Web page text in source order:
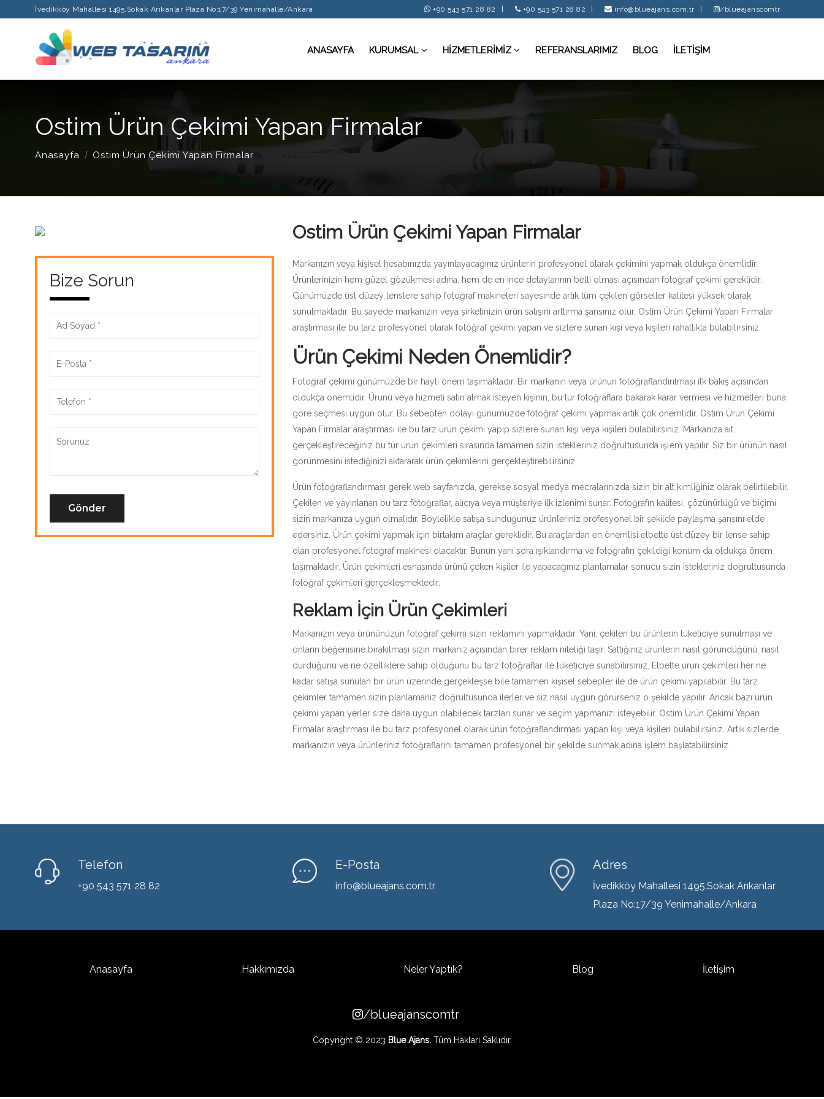
İvedikköy Mahallesi 1495.Sokak Arıkanlar Plaza No:17/39 Yenimahalle/Ankara +90 543 571 28 82 +90 543 571 28 82 info@blueajans.com.tr| /blueajanscomtr
ANASAYFA KURUMSAL HİZMETLERİMİZ REFERANSLARIMIZ BLOG İLETİŞİM
Ostim Ürün Çekimi Yapan Firmalar
Anasayfa Ostim Ürün Çekimi Yapan Firmalar
Bize Sorun
Gönder
Ostim Ürün Çekimi Yapan Firmalar
Markanızın veya kişisel hesabınızda yayınlayacağınız ürünlerin profesyonel olarak çekimini yapmak oldukça önemlidir.
Ürünlerinizin hem güzel gözükmesi adına, hem de en ince detaylarının belli olması açısından fotoğraf çekimi gereklidir.
Günümüzde üst düzey lenslere sahip fotoğraf makineleri sayesinde artık tüm çekilen görseller kalitesi yüksek olarak
sunulmaktadır. Bu sayede markanızın veya şirketinizin ürün satışını arttırma şansınız olur. Ostim Ürün Çekimi Yapan Firmalar
araştırması ile bu tarz profesyonel olarak fotoğraf çekimi yapan ve sizlere sunan kişi veya kişileri rahatlıkla bulabilirsiniz.
Ürün Çekimi Neden Önemlidir?
Fotoğraf çekimi günümüzde bir hayli önem taşımaktadır. Bir markanın veya ürünün fotoğraflandırılması ilk bakış açısından
oldukça önemlidir. Ürünü veya hizmeti satın almak isteyen kişinin, bu tür fotoğraflara bakarak karar vermesi ve hizmetleri buna
göre seçmesi uygun olur. Bu sebepten dolayı günümüzde fotoğraf çekimi yapmak artık çok önemlidir. Ostim Ürün Çekimi
Yapan Firmalar araştırması ile bu tarz ürün çekimi yapıp sizlere sunan kişi veya kişileri bulabilirsiniz. Markanıza ait
gerçekleştireceğiniz bu tür ürün çekimleri sırasında tamamen sizin istekleriniz doğrultusunda işlem yapılır. Siz bir ürünün nasıl
görünmesini istediğinizi aktararak ürün çekimlerini gerçekleştirebilirsiniz.
Ürün fotoğraflandırması gerek web sayfanızda, gerekse sosyal medya mecralarınızda sizin bir alt kimliğiniz olarak belirtilebilir.
Çekilen ve yayınlanan bu tarz fotoğraflar, alıcıya veya müşteriye ilk izlenimi sunar. Fotoğrafın kalitesi, çözünürlüğü ve biçimi
sizin markanıza uygun olmalıdır. Böylelikle satışa sunduğunuz ürünleriniz profesyonel bir şekilde paylaşma şansını elde
edersiniz. Ürün çekimi yapmak için birtakım araçlar gereklidir. Bu araçlardan en önemlisi elbette üst düzey bir lense sahip
olan profesyonel fotoğraf makinesi olacaktır. Bunun yanı sora ışıklandırma ve fotoğrafın çekildiği konum da oldukça önem
taşımaktadır. Ürün çekimleri esnasında ürünü çeken kişiler ile yapacağınız planlamalar sonucu sizin istekleriniz doğrultusunda
fotoğraf çekimleri gerçekleşmektedir.
Reklam İçin Ürün Çekimleri
Markanızın veya ürününüzün fotoğraf çekimi sizin reklamını yapmaktadır. Yani, çekilen bu ürünlerin tüketiciye sunulması ve
onların beğenisine bırakılması sizin markanız açısından birer reklam niteliği taşır. Sattığınız ürünlerin nasıl göründüğünü, nasıl
durduğunu ve ne özelliklere sahip olduğunu bu tarz fotoğraflar ile tüketiciye sunabilirsiniz. Elbette ürün çekimleri her ne
kadar satışa sunulan bir ürün üzerinde gerçekleşse bile tamamen kişisel sebepler ile de ürün çekimi yapılabilir. Bu tarz
çekimler tamamen sizin planlamanız doğrultusunda ilerler ve siz nasıl uygun görürseniz o şekilde yapılır. Ancak bazı ürün
çekimi yapan yerler size daha uygun olabilecek tarzları sunar ve seçim yapmanızı isteyebilir. Ostim Ürün Çekimi Yapan
Firmalar araştırması ile bu tarz profesyonel olarak ürün fotoğraflandırması yapan kişi veya kişileri bulabilirsiniz. Artık sizlerde
markanızın veya ürünleriniz fotoğraflarını tamamen profesyonel bir şekilde sunmak adına işlem başlatabilirsiniz.
Telefon
+90 543 571 28 82
E-Posta
info@blueajans.com.tr
Adres
İvedikköy Mahallesi 1495.Sokak Arıkanlar
Plaza No:17/39 Yenimahalle/Ankara
Anasayfa Hakkımızda Neler Yaptık? Blog İletişim
/blueajanscomtr
Copyright © 2023 Blue Ajans.Tüm Hakları Saklıdır.